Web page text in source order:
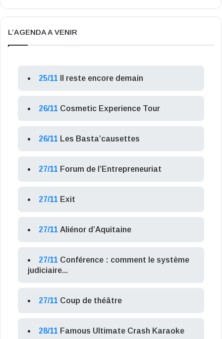
L’AGENDA A VENIR
25/11 Il reste encore demain
26/11 Cosmetic Experience Tour
26/11 Les Basta’causettes
27/11 Forum de l’Entrepreneuriat
27/11 Exit
27/11 Aliénor d’Aquitaine
27/11 Conférence : comment le système
judiciaire...
27/11 Coup de théâtre
28/11 Famous Ultimate Crash Karaoke